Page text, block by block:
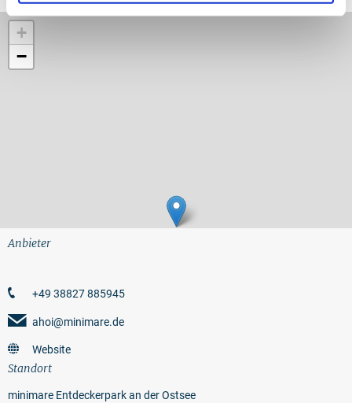
+
−
Anbieter
+49 38827 885945
ahoi@minimare.de
Website
Standort
minimare Entdeckerpark an der Ostsee